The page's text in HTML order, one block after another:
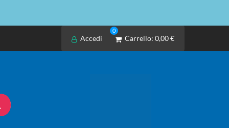
Accedi
0
Carrello: 0,00 €